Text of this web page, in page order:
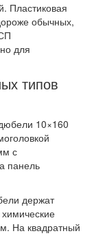
Пластиковая
обычных,
для
типов
10×160
с
панель
держат
На квадратный